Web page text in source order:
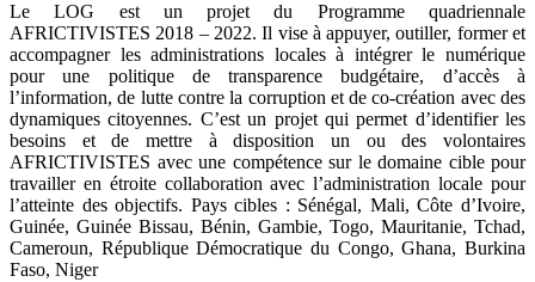
Le LOG est un projet du Programme quadriennale
AFRICTIVISTES 2018 – 2022. Il vise à appuyer, outiller, former et
accompagner les administrations locales à intégrer le numérique
pour une politique de transparence budgétaire, d’accès à
l’information, de lutte contre la corruption et de co-création avec des
dynamiques citoyennes. C’est un projet qui permet d’identifier les
besoins et de mettre à disposition un ou des volontaires
AFRICTIVISTES avec une compétence sur le domaine cible pour
travailler en étroite collaboration avec l’administration locale pour
l’atteinte des objectifs. Pays cibles : Sénégal, Mali, Côte d’Ivoire,
Guinée, Guinée Bissau, Bénin, Gambie, Togo, Mauritanie, Tchad,
Cameroun, République Démocratique du Congo, Ghana, Burkina
Faso, Niger